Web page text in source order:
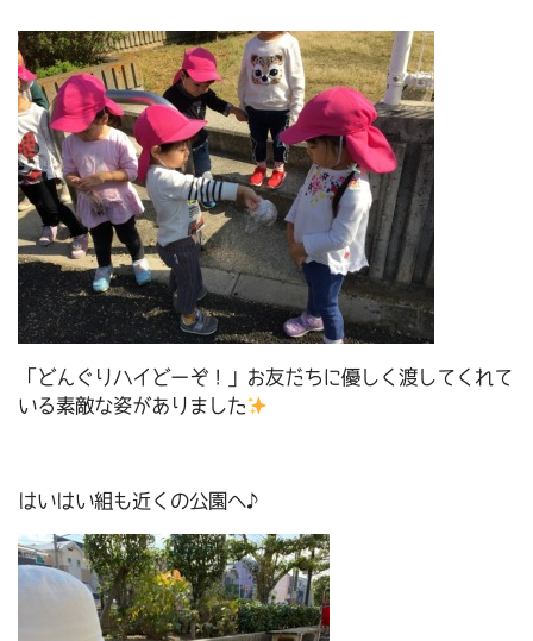
「どんぐりハイどーぞ！」お友だちに優しく渡してくれて
いる素敵な姿がありました
はいはい組も近くの公園へ♪